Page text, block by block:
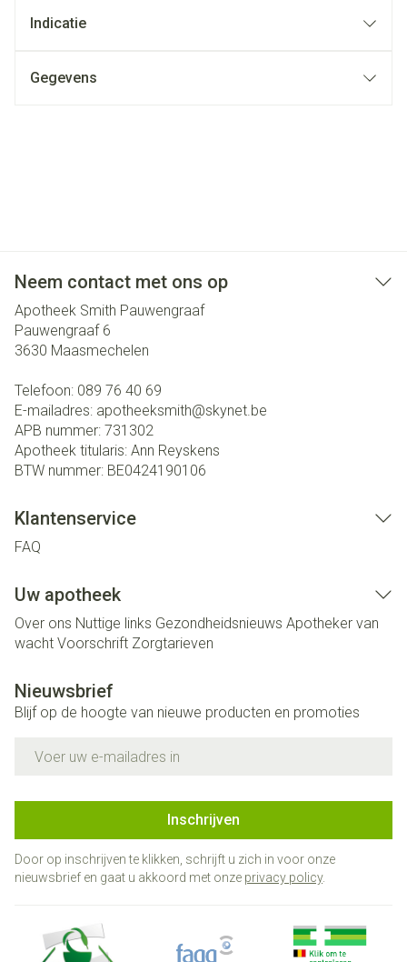
Indicatie
Gegevens
Neem contact met ons op
Apotheek Smith Pauwengraaf
Pauwengraaf 6
3630 Maasmechelen
Telefoon: 089 76 40 69
E-mailadres: apotheeksmith@skynet.be
APB nummer: 731302
Apotheek titularis: Ann Reyskens
BTW nummer: BE0424190106
Klantenservice
FAQ
Uw apotheek
Over ons Nuttige links Gezondheidsnieuws Apotheker van
wacht Voorschrift Zorgtarieven
Nieuwsbrief
Blijf op de hoogte van nieuwe producten en promoties
Inschrijven
Door op inschrijven te klikken, schrijft u zich in voor onze
nieuwsbrief en gaat u akkoord met onze privacy policy.